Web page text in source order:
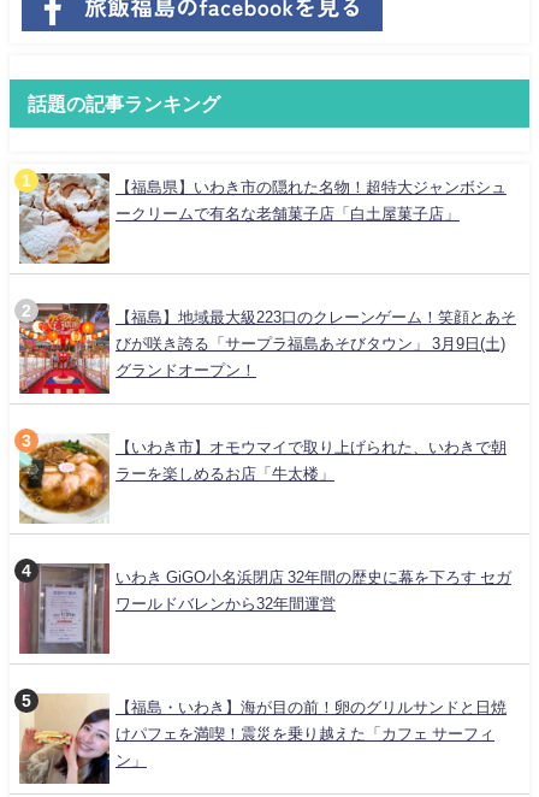
話題の記事ランキング
【福島県】いわき市の隠れた名物！超特大ジャンボシュ
ークリームで有名な老舗菓子店「白土屋菓子店」
【福島】地域最大級223口のクレーンゲーム！笑顔とあそ
びが咲き誇る「サープラ福島あそびタウン」 3月9日(土)
グランドオープン！
【いわき市】オモウマイで取り上げられた、いわきで朝
ラーを楽しめるお店「牛太楼」
いわき GiGO小名浜閉店 32年間の歴史に幕を下ろす セガ
ワールドバレンから32年間運営
【福島・いわき】海が目の前！卵のグリルサンドと日焼
けパフェを満喫！震災を乗り越えた「カフェ サーフィ
ン」